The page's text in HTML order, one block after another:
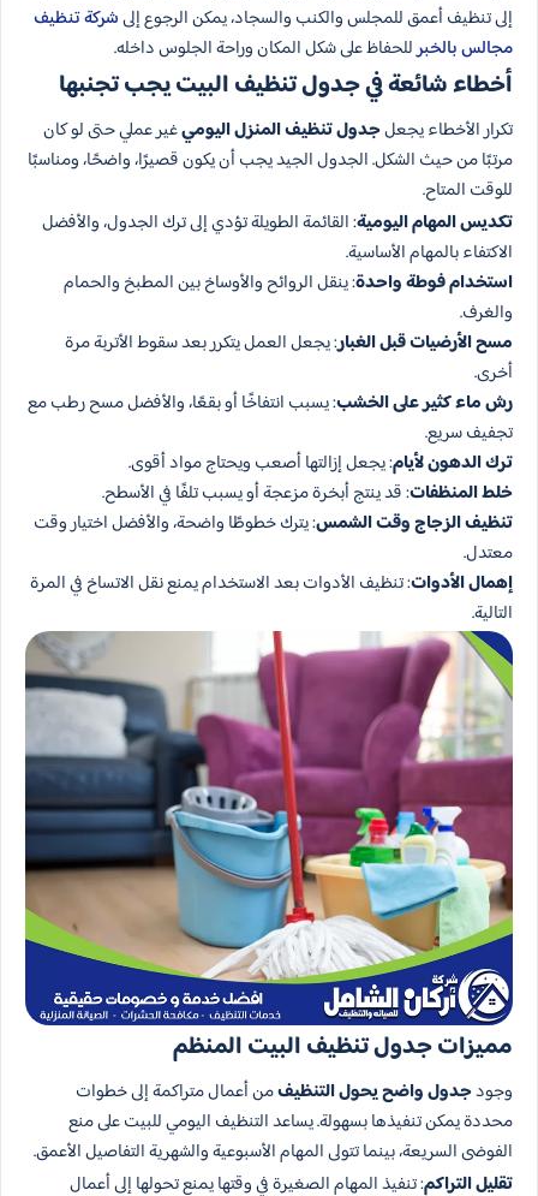
إلى تنظيف أعمق للمجلس والكنب والسجاد، يمكن الرجوع إلىشركة تنظيف
مجالس بالخبرللحفاظ على شكل المكان وراحة الجلوس داخله.
أخطاء شائعة في جدول تنظيف البيت يجب تجنبها
تكرار الأخطاء يجعلجدول تنظيف المنزل اليوميغير عملي حتى لو كان
مرتبًا من حيث الشكل. الجدول الجيد يجب أن يكون قصيرًا، واضحًا، ومناسبًا
للوقت المتاح.
تكديس المهام اليومية: القائمة الطويلة تؤدي إلى ترك الجدول، والأفضل
الاكتفاء بالمهام الأساسية.
استخدام فوطة واحدة: ينقل الروائح والأوساخ بين المطبخ والحمام
والغرف.
مسح الأرضيات قبل الغبار: يجعل العمل يتكرر بعد سقوط الأتربة مرة
أخرى.
رش ماء كثير على الخشب: يسبب انتفاخًا أو بقعًا، والأفضل مسح رطب مع
تجفيف سريع.
ترك الدهون لأيام: يجعل إزالتها أصعب ويحتاج مواد أقوى.
خلط المنظفات: قد ينتج أبخرة مزعجة أو يسبب تلفًا في الأسطح.
تنظيف الزجاج وقت الشمس: يترك خطوطًا واضحة، والأفضل اختيار وقت
معتدل.
إهمال الأدوات: تنظيف الأدوات بعد الاستخدام يمنع نقل الاتساخ في المرة
التالية.
مميزات جدول تنظيف البيت المنظم
وجودجدول واضح يحول التنظيفمن أعمال متراكمة إلى خطوات
محددة يمكن تنفيذها بسهولة. يساعد التنظيف اليومي للبيت على منع
الفوضى السريعة، بينما تتولى المهام الأسبوعية والشهرية التفاصيل الأعمق.
تقليل التراكم: تنفيذ المهام الصغيرة في وقتها يمنع تحولها إلى أعمال